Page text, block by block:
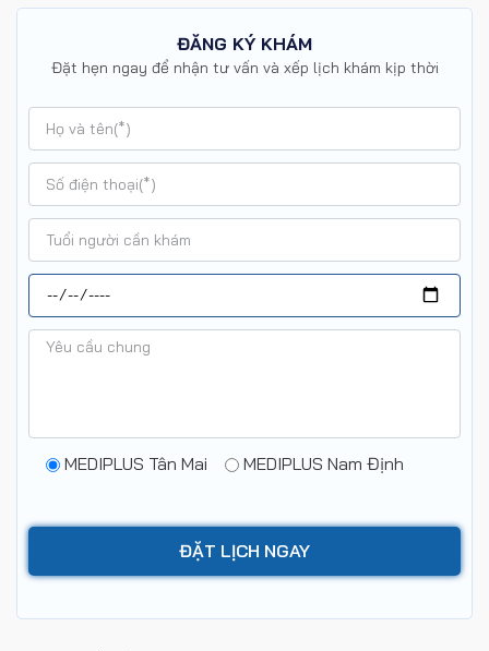
ĐĂNG KÝ KHÁM
Đặt hẹn ngay để nhận tư vấn và xếp lịch khám kịp thời
MEDIPLUS Tân Mai MEDIPLUS Nam Định